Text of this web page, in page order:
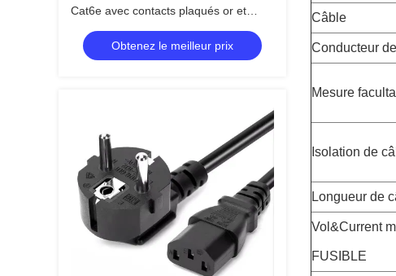
Cat6e avec contacts plaqués or et
conducteurs en cuivre nu
Obtenez le meilleur prix
Câble
Conducteur
Mesure
Isolation de
Longueur de
Vol&Current
FUSIBLE